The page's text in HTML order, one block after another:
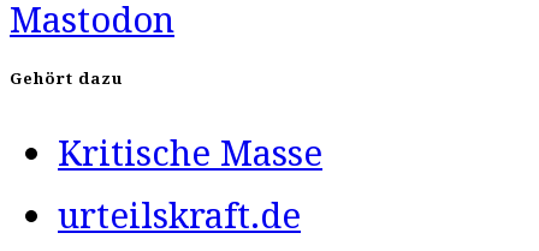
Mastodon
Gehört dazu
Kritische Masse
urteilskraft.de